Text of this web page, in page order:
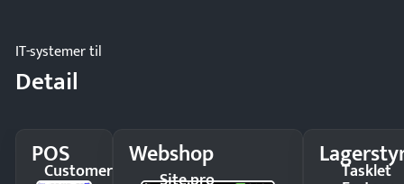
IT-systemer til
Detail
POS
Customer Webshop Tasklet